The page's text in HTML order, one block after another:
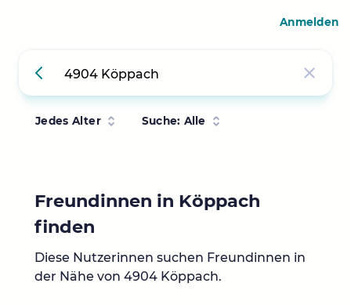
Jedes Alter Suche: Alle
Freundinnen in Köppach
finden
Diese Nutzerinnen suchen Freundinnen in
der Nähe von 4904 Köppach.
Anmelden